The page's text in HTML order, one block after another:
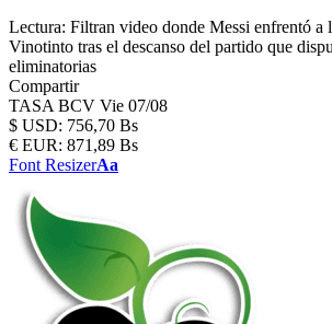
Lectura: Filtran video donde Messi enfrentó a
Vinotinto tras el descanso del partido que
eliminatorias
Compartir
TASA BCV Vie 07/08
$ USD: 756,70 Bs
€ EUR: 871,89 Bs
Font ResizerAa